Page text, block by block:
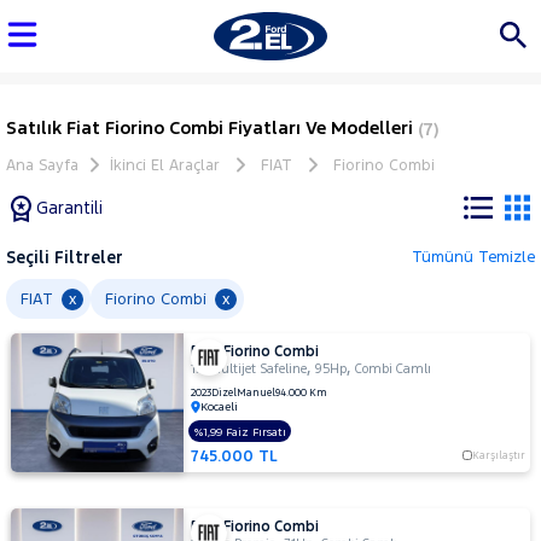
Satılık Fiat Fiorino Combi Fiyatları Ve Modelleri (7)
Ana Sayfa İkinci El Araçlar FIAT Fiorino Combi
Garantili
Tüm
Araçlar
AUDI
BMC
BMW
BYD
Seçili Filtreler Tümünü Temizle
FIAT x Fiorino Combi x
FIAT Fiorino Combi
1.3 Multijet Safeline,95Hp,Combi Camlı
2023DizelManuel94.000 Km
Kocaeli
745.000 TL Karşılaştır
%1,99 Faiz Fırsatı
FIAT Fiorino Combi